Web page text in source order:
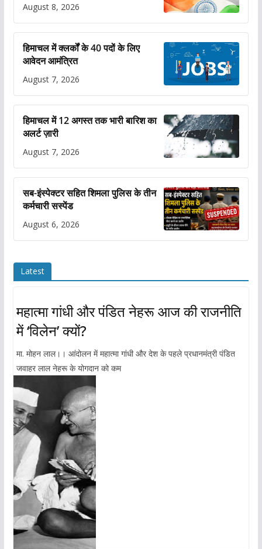
August 8, 2026
हिमाचल में क्लर्कों के 40 पदों के लिए
आवेदन आमंत्रित
August 7, 2026
हिमाचल में 12 अगस्त तक भारी बारिश का
अलर्ट ज़ारी
August 7, 2026
सब-इंस्पेक्टर सहित शिमला पुलिस के तीन
कर्मचारी सस्पेंड
August 6, 2026
Latest
महात्मा गांधी और पंडित नेहरू आज की राजनीति
में ‘विलेन’ क्यों?
मा. मोहन लाल।। आंदोलन में महात्मा गांधी और देश के पहले प्रधानमंत्री पंडित
जवाहर लाल नेहरू के योगदान को कम